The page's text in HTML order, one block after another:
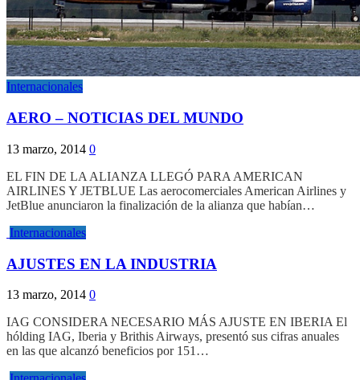
Internacionales
AERO – NOTICIAS DEL MUNDO
13 marzo, 2014 0
EL FIN DE LA ALIANZA LLEGÓ PARA AMERICAN
AIRLINES Y JETBLUE Las aerocomerciales American Airlines y
JetBlue anunciaron la finalización de la alianza que habían…
Internacionales
AJUSTES EN LA INDUSTRIA
13 marzo, 2014 0
IAG CONSIDERA NECESARIO MÁS AJUSTE EN IBERIA El
hólding IAG, Iberia y Brithis Airways, presentó sus cifras anuales
en las que alcanzó beneficios por 151…